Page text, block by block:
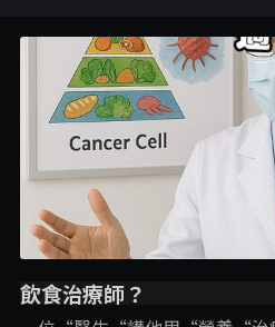
飲食治療師？